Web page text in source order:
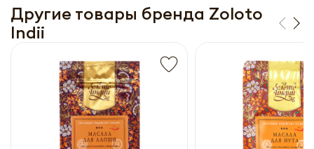
Другие товары бренда Zoloto
Indii
Получить прайс-лист